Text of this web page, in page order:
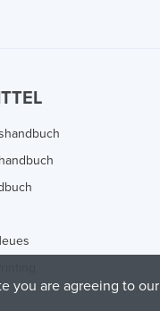
you are agreeing to our